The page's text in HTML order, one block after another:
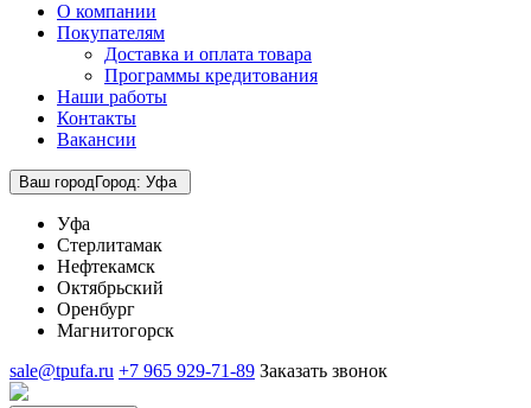
О компании
Покупателям
Доставка и оплата товара
Программы кредитования
Наши работы
Контакты
Вакансии
Ваш городГород: Уфа
Уфа
Стерлитамак
Нефтекамск
Октябрьский
Оренбург
Магнитогорск
sale@tpufa.ru +7 965 929-71-89 Заказать звонок